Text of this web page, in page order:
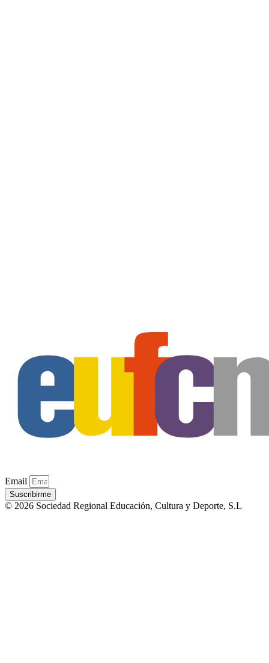
Email
Suscribirme
© 2026 Sociedad Regional Educación, Cultura y Deporte, S.L